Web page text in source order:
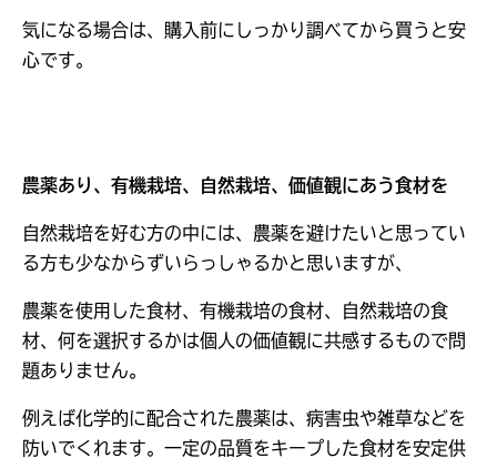
気になる場合は、購入前にしっかり調べてから買うと安
心です。
農薬あり、有機栽培、自然栽培、価値観にあう食材を
自然栽培を好む方の中には、農薬を避けたいと思ってい
る方も少なからずいらっしゃるかと思いますが、
農薬を使用した食材、有機栽培の食材、自然栽培の食
材、何を選択するかは個人の価値観に共感するもので問
題ありません。
例えば化学的に配合された農薬は、病害虫や雑草などを
防いでくれます。一定の品質をキープした食材を安定供